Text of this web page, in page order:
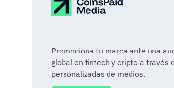
Promociona tu marca ante una
global en fintech y cripto a través
personalizadas de medios.